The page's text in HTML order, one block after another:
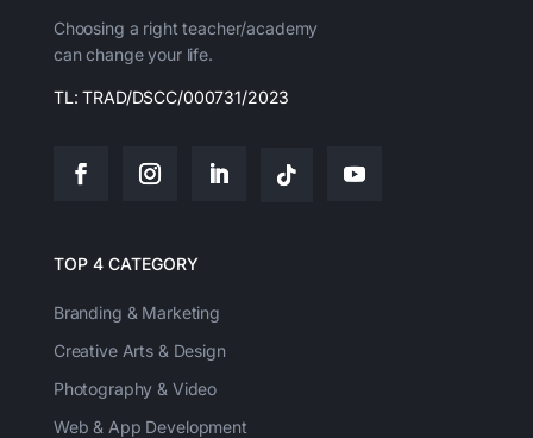
Choosing a right teacher/academy
can change your life.
TL: TRAD/DSCC/000731/2023
TOP 4 CATEGORY
Branding & Marketing
Creative Arts & Design
Photography & Video
Web & App Development